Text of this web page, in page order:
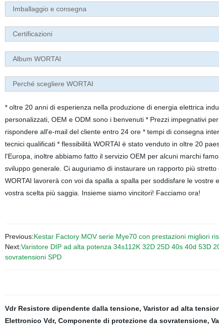
Imballaggio e consegna
Certificazioni
Album WORTAI
Perché scegliere WORTAI
* oltre 20 anni di esperienza nella produzione di energia elettrica
personalizzati, OEM e ODM sono i benvenuti * Prezzi impegnativi
rispondere all'e-mail del cliente entro 24 ore * tempi di consegna
tecnici qualificati * flessibilità WORTAI è stato venduto in oltre 20
l'Europa, inoltre abbiamo fatto il servizio OEM per alcuni marchi
sviluppo generale. Ci auguriamo di instaurare un rapporto più
WORTAI lavorerà con voi da spalla a spalla per soddisfare le
vostra scelta più saggia. Insieme siamo vincitori! Facciamo ora!
Previous:Kestar Factory MOV serie Mye70 con prestazioni migliori
Next:Varistore DIP ad alta potenza 34s112K 32D 25D 40s 40d 53D
sovratensioni SPD
Vdr Resistore dipendente dalla tensione, Varistor ad alta
Elettronico Vdr, Componente di protezione da sovratensione,